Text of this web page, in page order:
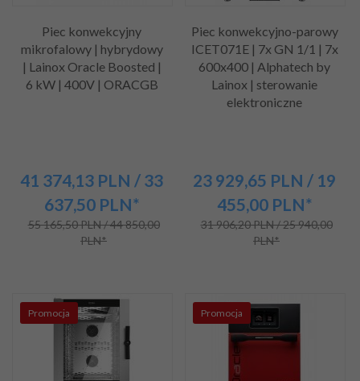
Piec konwekcyjny
mikrofalowy | hybrydowy
| Lainox Oracle Boosted |
6 kW | 400V | ORACGB
41 374,13 PLN / 33
637,50 PLN*
55 165,50 PLN / 44 850,00
PLN*
Piec konwekcyjno-parowy
ICET071E | 7x GN 1/1 | 7x
600x400 | Alphatech by
Lainox | sterowanie
elektroniczne
23 929,65 PLN / 19
455,00 PLN*
31 906,20 PLN / 25 940,00
PLN*
Promocja Promocja